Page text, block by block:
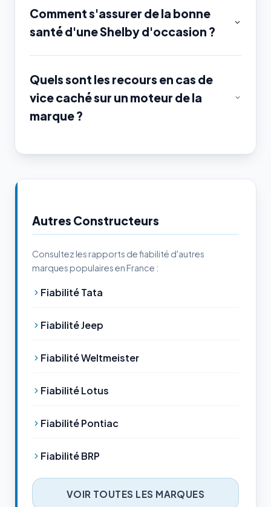
Comment s'assurer de la bonne
santé d'une Shelby d'occasion ?
Quels sont les recours en cas de
vice caché sur un moteur de la
marque ?
Autres Constructeurs
Consultez les rapports de fiabilité d'autres
marques populaires en France :
Fiabilité Tata
Fiabilité Jeep
Fiabilité Weltmeister
Fiabilité Lotus
Fiabilité Pontiac
Fiabilité BRP
VOIR TOUTES LES MARQUES